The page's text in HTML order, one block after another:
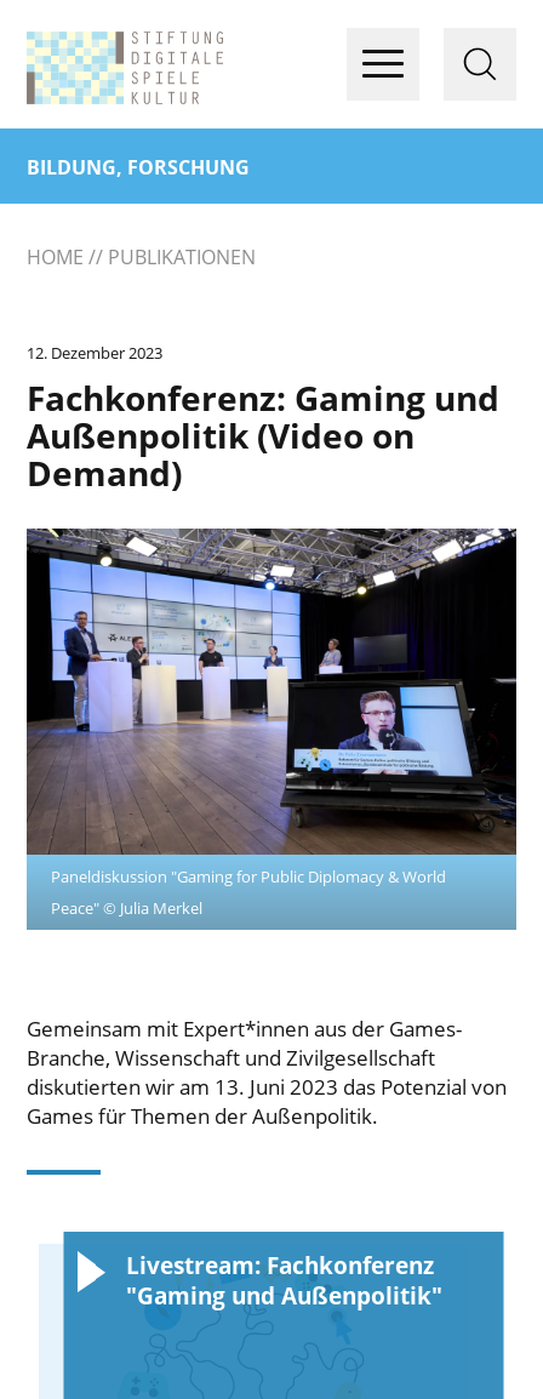
BILDUNG, FORSCHUNG
HOME PUBLIKATIONEN
12. Dezember 2023
Fachkonferenz: Gaming und
Außenpolitik (Video on
Demand)
Paneldiskussion "Gaming for Public Diplomacy & World
Peace" © Julia Merkel
Gemeinsam mit Expert*innen aus der Games-
Branche, Wissenschaft und Zivilgesellschaft
diskutierten wir am 13. Juni 2023 das Potenzial von
Games für Themen der Außenpolitik.
Livestream: Fachkonferenz
"Gaming und Außenpolitik"